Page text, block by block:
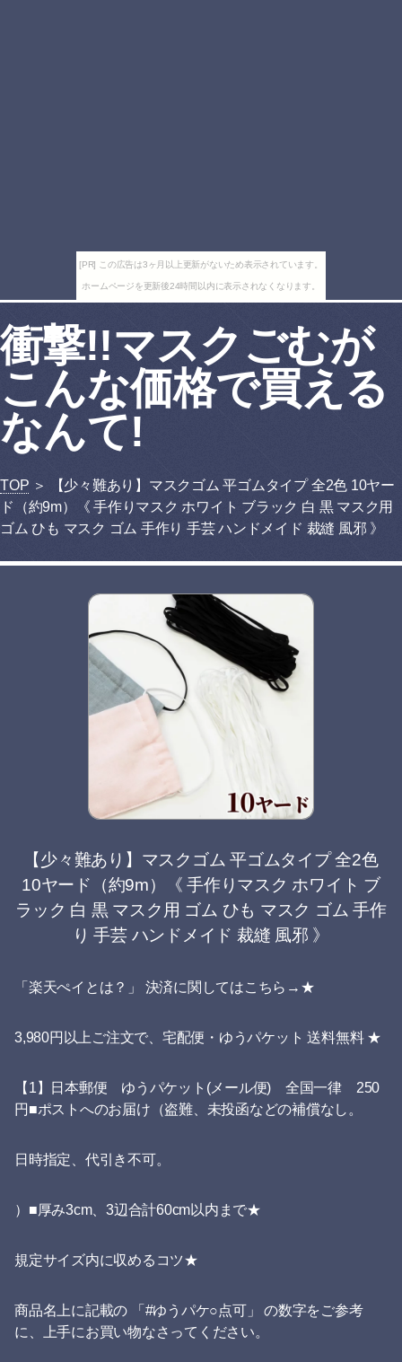
[PR] この広告は3ヶ月以上更新がないため表示されています。
ホームページを更新後24時間以内に表示されなくなります。
衝撃!!マスクごむが
こんな価格で買える
なんて!
TOP ＞ 【少々難あり】マスクゴム 平ゴムタイプ 全2色 10ヤー
ド（約9m）《 手作りマスク ホワイト ブラック 白 黒 マスク用
ゴム ひも マスク ゴム 手作り 手芸 ハンドメイド 裁縫 風邪 》
【少々難あり】マスクゴム 平ゴムタイプ 全2色
10ヤード（約9m）《 手作りマスク ホワイト ブ
ラック 白 黒 マスク用 ゴム ひも マスク ゴム 手作
り 手芸 ハンドメイド 裁縫 風邪 》
「楽天ぺイとは？」 決済に関してはこちら→★
3,980円以上ご注文で、宅配便・ゆうパケット 送料無料 ★
【1】日本郵便 ゆうパケット(メール便) 全国一律 250
円■ポストへのお届け（盗難、未投函などの補償なし。
日時指定、代引き不可。
）■厚み3cm、3辺合計60cm以内まで★
規定サイズ内に収めるコツ★
商品名上に記載の 「#ゆうパケ○点可」 の数字をご参考
に、上手にお買い物なさってください。